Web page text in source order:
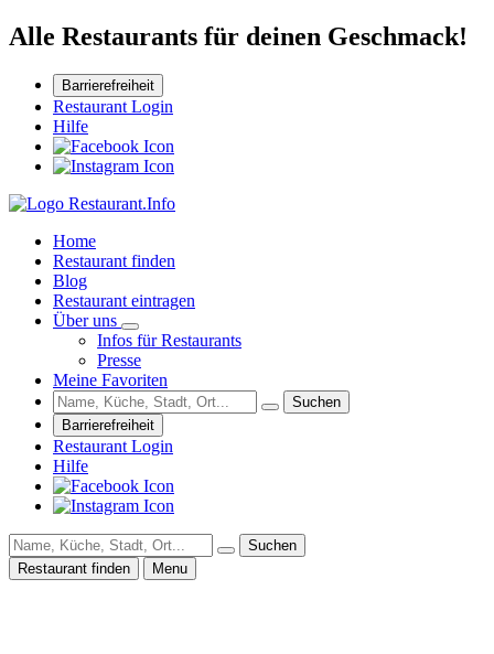
Alle Restaurants für deinen Geschmack!
Barrierefreiheit
Restaurant Login
Hilfe
Home
Restaurant finden
Blog
Restaurant eintragen
Über uns
Infos für Restaurants
Presse
Meine Favoriten
Suchen
Barrierefreiheit
Restaurant Login
Hilfe
Suchen
Restaurant finden
Menu